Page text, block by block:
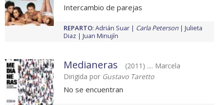
Intercambio de parejas
REPARTO: Adrián Suar Carla Peterson
Julieta
Diaz
Juan Minujín
Medianeras
(2011) .... Marcela
Dirigida por Gustavo Taretto
No se encuentran